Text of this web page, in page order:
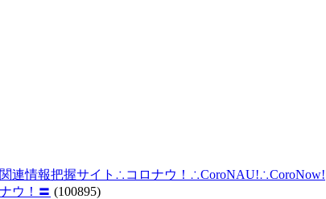
連情報把握サイト∴コロナウ！∴CoroNAU!∴CoroNow!
ウ！〓 (100895)